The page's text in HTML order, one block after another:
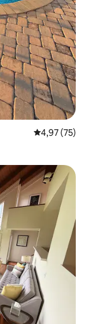
Gemiddelde
4,97 (75)